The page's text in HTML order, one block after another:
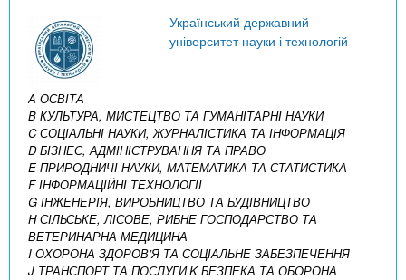
Український державний
університет науки і технологій
A ОСВІТА
B КУЛЬТУРА, МИСТЕЦТВО ТА ГУМАНІТАРНІ НАУКИ
C СОЦІАЛЬНІ НАУКИ, ЖУРНАЛІСТИКА ТА ІНФОРМАЦІЯ
D БІЗНЕС, АДМІНІСТРУВАННЯ ТА ПРАВО
E ПРИРОДНИЧІ НАУКИ, МАТЕМАТИКА ТА СТАТИСТИКА
F ІНФОРМАЦІЙНІ ТЕХНОЛОГІЇ
G ІНЖЕНЕРІЯ, ВИРОБНИЦТВО ТА БУДІВНИЦТВО
H СІЛЬСЬКЕ, ЛІСОВЕ, РИБНЕ ГОСПОДАРСТВО ТА
ВЕТЕРИНАРНА МЕДИЦИНА
I ОХОРОНА ЗДОРОВ’Я ТА СОЦІАЛЬНЕ ЗАБЕЗПЕЧЕННЯ
J ТРАНСПОРТ ТА ПОСЛУГИK БЕЗПЕКА ТА ОБОРОНА